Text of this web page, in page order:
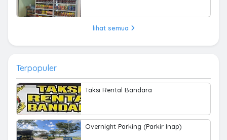
lihat semua
Terpopuler
Taksi Rental Bandara
Overnight Parking (Parkir Inap)